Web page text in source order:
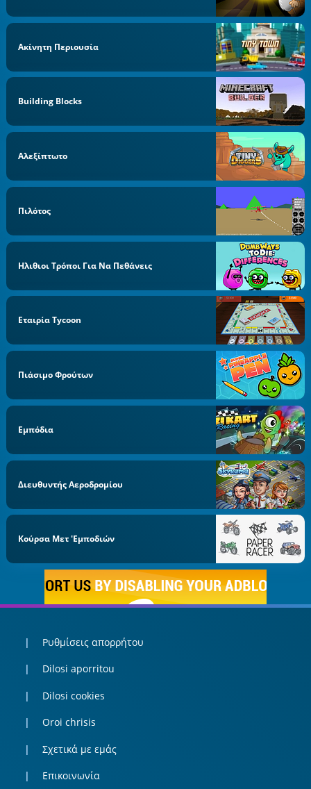
Ακίνητη Περιουσία
Building Blocks
Αλεξίπτωτο
Πιλότος
Ηλιθιοι Τρόποι Για Να Πεθάνεις
Εταιρία Tycoon
Πιάσιμο Φρούτων
Εμπόδια
Διευθυντής Αεροδρομίου
Κούρσα Μετ 'εμποδιών
Ρυθμίσεις απορρήτου
Dilosi aporritou
Dilosi cookies
Oroi chrisis
Σχετικά με εμάς
Επικοινωνία